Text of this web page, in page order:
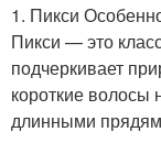
1. Пикси
Пикси — это
подчеркивает
короткие волосы
длинными